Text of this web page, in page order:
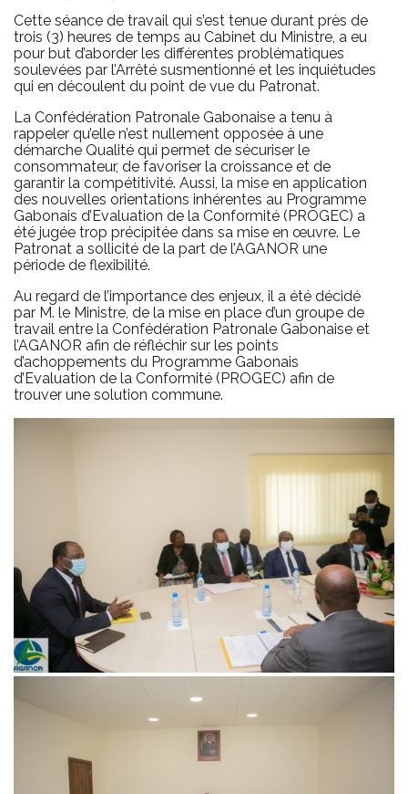
Cette séance de travail qui s’est tenue durant près de
trois (3) heures de temps au Cabinet du Ministre, a eu
pour but d’aborder les différentes problématiques
soulevées par l’Arrêté susmentionné et les inquiétudes
qui en découlent du point de vue du Patronat.
La Confédération Patronale Gabonaise a tenu à
rappeler qu’elle n’est nullement opposée à une
démarche Qualité qui permet de sécuriser le
consommateur, de favoriser la croissance et de
garantir la compétitivité. Aussi, la mise en application
des nouvelles orientations inhérentes au Programme
Gabonais d’Evaluation de la Conformité (PROGEC) a
été jugée trop précipitée dans sa mise en œuvre. Le
Patronat a sollicité de la part de l’AGANOR une
période de flexibilité.
Au regard de l’importance des enjeux, il a été décidé
par M. le Ministre, de la mise en place d’un groupe de
travail entre la Confédération Patronale Gabonaise et
l’AGANOR afin de réfléchir sur les points
d’achoppements du Programme Gabonais
d’Evaluation de la Conformité (PROGEC) afin de
trouver une solution commune.